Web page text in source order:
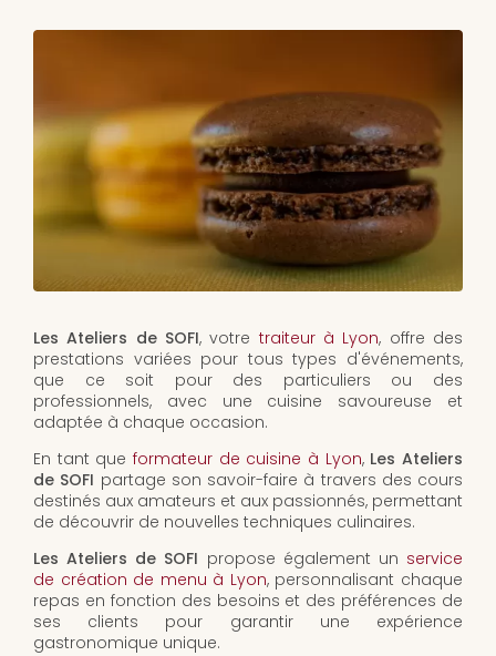
Les Ateliers de SOFI, votre traiteur à Lyon, offre des
prestations variées pour tous types d'événements,
que ce soit pour des particuliers ou des
professionnels, avec une cuisine savoureuse et
adaptée à chaque occasion.
En tant que formateur de cuisine à Lyon, Les Ateliers
de SOFI partage son savoir-faire à travers des cours
destinés aux amateurs et aux passionnés, permettant
de découvrir de nouvelles techniques culinaires.
Les Ateliers de SOFI propose également un service
de création de menu à Lyon, personnalisant chaque
repas en fonction des besoins et des préférences de
ses clients pour garantir une expérience
gastronomique unique.